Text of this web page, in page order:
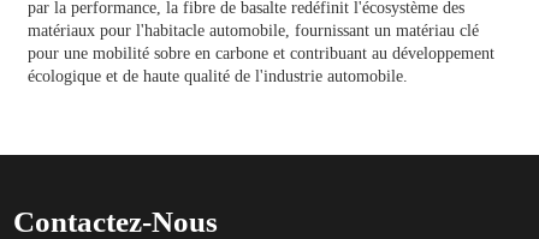
par la performance, la fibre de basalte redéfinit l'écosystème des
matériaux pour l'habitacle automobile, fournissant un matériau clé
pour une mobilité sobre en carbone et contribuant au développement
écologique et de haute qualité de l'industrie automobile.
Contactez-Nous